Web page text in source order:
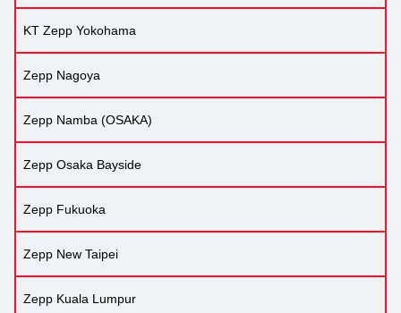
KT Zepp Yokohama
Zepp Nagoya
Zepp Namba (OSAKA)
Zepp Osaka Bayside
Zepp Fukuoka
Zepp New Taipei
Zepp Kuala Lumpur